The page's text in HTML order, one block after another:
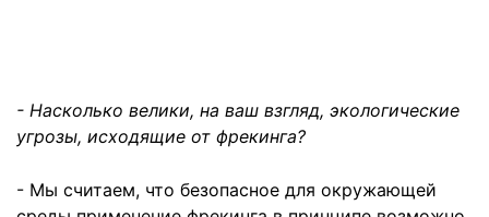
- Насколько велики, на ваш взгляд, экологические
угрозы, исходящие от фрекинга?
- Мы считаем, что безопасное для окружающей